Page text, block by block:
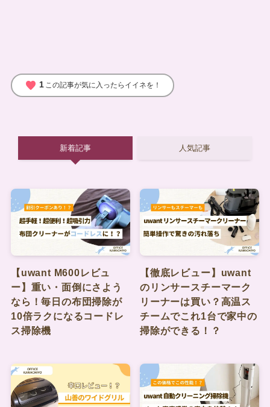
favorite 1 この記事が気に入ったらイイネを！
新着記事 人気記事
【uwant M600レビュ
ー】重い・面倒にさよう
なら！毎日の布団掃除が
10倍ラクになるコードレ
ス掃除機
【徹底レビュー】uwant
のリンサースチーマーク
リーナーは買い？高温ス
チームでこれ1台で家中の
掃除ができる！？